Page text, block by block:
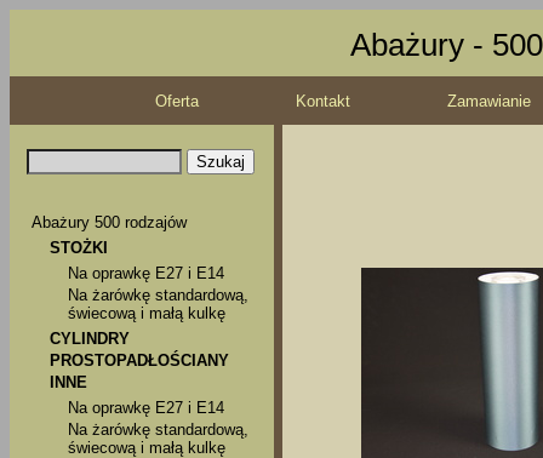
Abażury -
Oferta Kontakt Zamawianie
Abażury 500 rodzajów
STOŻKI
Na oprawkę E27 i E14
Na żarówkę standardową,
świecową i małą kulkę
CYLINDRY
PROSTOPADŁOŚCIANY
INNE
Na oprawkę E27 i E14
Na żarówkę standardową,
świecową i małą kulkę